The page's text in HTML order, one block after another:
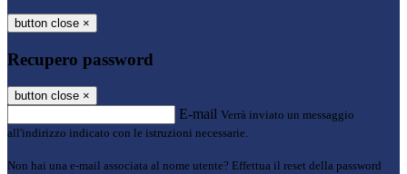
button close ×
Recupero password
button close ×
E-mail Verrà inviato un messaggio
all'indirizzo indicato con le istruzioni necessarie.
Non hai una e-mail associata al nome utente? Effettua il reset della password